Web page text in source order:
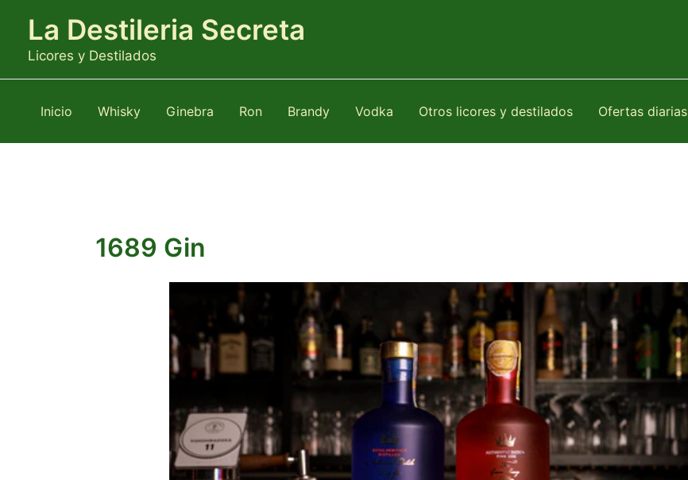
contenido
La Destileria Secreta
Licores y Destilados
Inicio Whisky Ginebra Ron Brandy Vodka Otros licores y destilados Ofertas diarias
1689 Gin